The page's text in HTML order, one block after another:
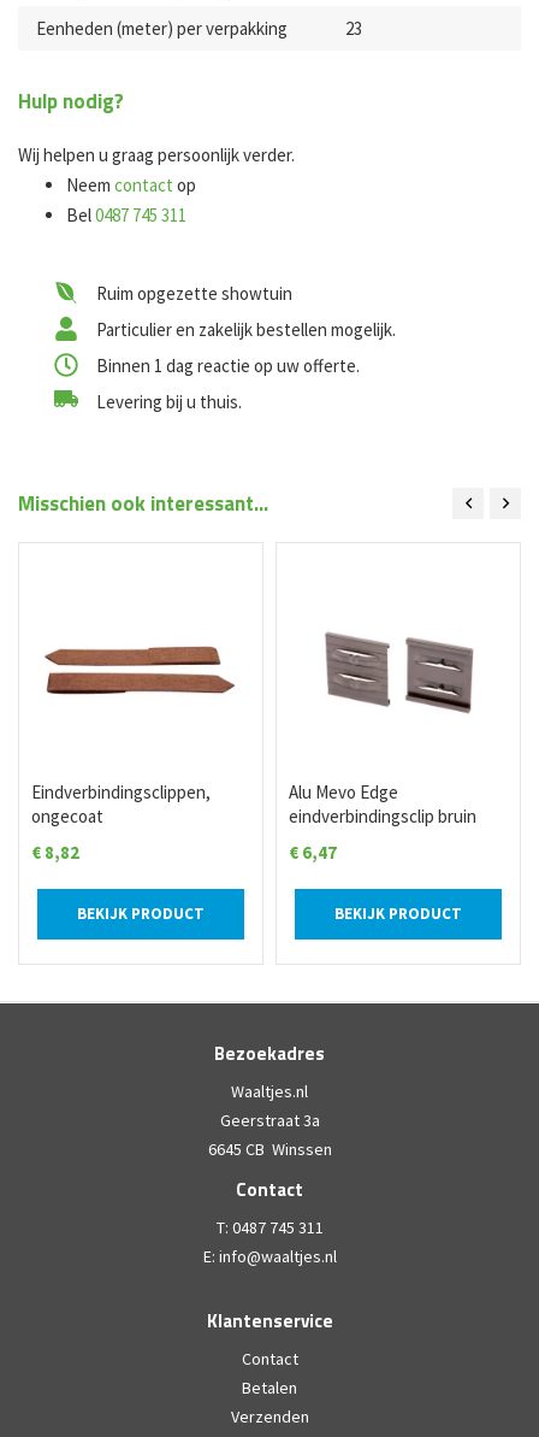
Eenheden (meter) per verpakking
23
Hulp nodig?
Wij helpen u graag persoonlijk verder.
Neem contact op
Bel0487 745 311
Ruim opgezette showtuin
Particulier en zakelijk bestellen mogelijk.
Binnen 1 dag reactie op uw offerte.
Levering bij u thuis.
Misschien ook interessant...
Eindverbindingsclippen,
ongecoat
€ 8,82
BEKIJK PRODUCT
Alu Mevo Edge
eindverbindingsclip bruin
€ 6,47
BEKIJK PRODUCT
Bezoekadres
Waaltjes.nl
Geerstraat 3a
6645 CB Winssen
Contact
T: 0487 745 311
E: info@waaltjes.nl
Klantenservice
Contact
Betalen
Verzenden